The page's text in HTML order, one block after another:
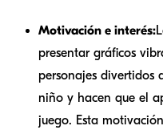
Motivación e interés:
presentar gráficos
personajes divertidos
niño y hacen que el
juego. Esta